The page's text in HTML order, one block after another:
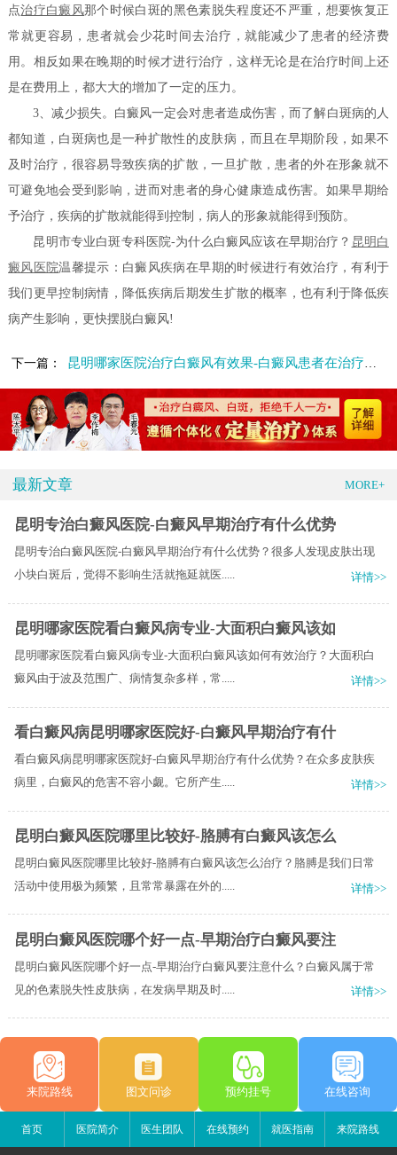
点治疗白癜风那个时候白斑的黑色素脱失程度还不严重，想要恢复正
常就更容易，患者就会少花时间去治疗，就能减少了患者的经济费
用。相反如果在晚期的时候才进行治疗，这样无论是在治疗时间上还
是在费用上，都大大的增加了一定的压力。
3、减少损失。白癜风一定会对患者造成伤害，而了解白斑病的人
都知道，白斑病也是一种扩散性的皮肤病，而且在早期阶段，如果不
及时治疗，很容易导致疾病的扩散，一旦扩散，患者的外在形象就不
可避免地会受到影响，进而对患者的身心健康造成伤害。如果早期给
予治疗，疾病的扩散就能得到控制，病人的形象就能得到预防。
昆明市专业白斑专科医院-为什么白癜风应该在早期治疗？ 昆明白
癜风医院温馨提示：白癜风疾病在早期的时候进行有效治疗，有利于
我们更早控制病情，降低疾病后期发生扩散的概率，也有利于降低疾
病产生影响，更快摆脱白癜风!
下一篇： 昆明哪家医院治疗白癜风有效果-白癜风患者在治疗期间应该做些什么
最新文章 MORE+
昆明专治白癜风医院-白癜风早期治疗有什么优势
昆明专治白癜风医院-白癜风早期治疗有什么优势？很多人发现皮肤出现
小块白斑后，觉得不影响生活就拖延就医.....
详情>>
昆明哪家医院看白癜风病专业-大面积白癜风该如
昆明哪家医院看白癜风病专业-大面积白癜风该如何有效治疗？大面积白
癜风由于波及范围广、病情复杂多样，常.....
详情>>
看白癜风病昆明哪家医院好-白癜风早期治疗有什
看白癜风病昆明哪家医院好-白癜风早期治疗有什么优势？在众多皮肤疾
病里，白癜风的危害不容小觑。它所产生.....
详情>>
昆明白癜风医院哪里比较好-胳膊有白癜风该怎么
昆明白癜风医院哪里比较好-胳膊有白癜风该怎么治疗？胳膊是我们日常
活动中使用极为频繁，且常常暴露在外的.....
详情>>
昆明白癜风医院哪个好一点-早期治疗白癜风要注
昆明白癜风医院哪个好一点-早期治疗白癜风要注意什么？白癜风属于常
见的色素脱失性皮肤病，在发病早期及时.....
详情>>
来院路线 图文问诊 预约挂号 在线咨询
首页 医院简介 医生团队 在线预约 就医指南 来院路线